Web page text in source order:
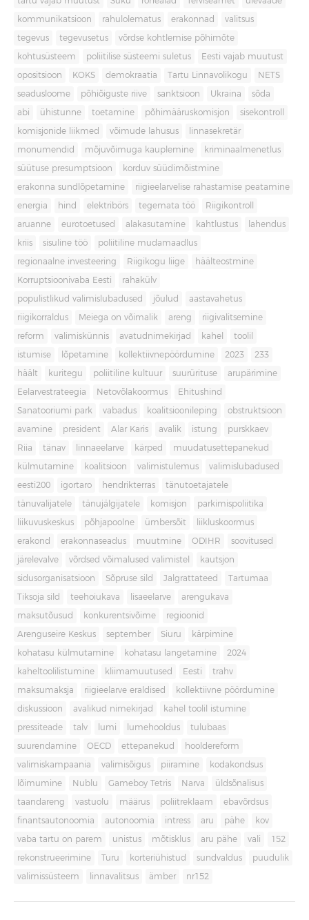
kommunikatsioon rahulolematus erakonnad valitsus
tegevus tegevusetus võrdse kohtlemise põhimõte
kohtusüsteem poliitilise süsteemi suletus Eesti vajab muutust
opositsioon KOKS demokraatia Tartu Linnavolikogu NETS
seadusloome põhiõiguste riive sanktsioon Ukraina sõda
abi ühistunne toetamine põhimääruskomisjon sisekontroll
komisjonide liikmed võimude lahusus linnasekretär
monumendid mõjuvõimuga kauplemine kriminaalmenetlus
süütuse presumptsioon korduv süüdimõistmine
erakonna sundlõpetamine riigieelarvelise rahastamise peatamine
energia hind elektribörs tegemata töö Riigikontroll
aruanne eurotoetused alakasutamine kahtlustus lahendus
kriis sisuline töö poliitiline mudamaadlus
regionaalne investeering Riigikogu liige häälteostmine
Korruptsioonivaba Eesti rahakülv
populistlikud valimislubadused jõulud aastavahetus
riigikorraldus Meiega on võimalik areng riigivalitsemine
reform valimiskünnis avatudnimekirjad kahel toolil
istumise lõpetamine kollektiivnepöördumine 2023 233
häält kuritegu poliitiline kultuur suurürituse arupärimine
Eelarvestrateegia Netovõlakoormus Ehitushind
Sanatooriumi park vabadus koalitsioonileping obstruktsioon
avamine president Alar Karis avalik istung purskkaev
Riia tänav linnaeelarve kärped muudatusettepanekud
külmutamine koalitsioon valimistulemus valimislubadused
eesti200 igortaro hendrikterras tänutoetajatele
tänuvalijatele tänujälgijatele komisjon parkimispoliitika
liikuvuskeskus põhjapoolne ümbersõit liikluskoormus
erakond erakonnaseadus muutmine ODIHR soovitused
järelevalve võrdsed võimalused valimistel kautsjon
sidusorganisatsioon Sõpruse sild Jalgrattateed Tartumaa
Tiksoja sild teehoiukava lisaeelarve arengukava
maksutõusud konkurentsivõime regioonid
Arenguseire Keskus september Siuru kärpimine
kohatasu külmutamine kohatasu langetamine 2024
kaheltoolilistumine kliimamuutused Eesti trahv
maksumaksja riigieelarve eraldised kollektiivne pöördumine
diskussioon avalikud nimekirjad kahel toolil istumine
pressiteade talv lumi lumehooldus tulubaas
suurendamine OECD ettepanekud hooldereform
valimiskampaania valimisõigus piiramine kodakondsus
lõimumine Nublu Gameboy Tetris Narva üldsõnalisus
taandareng vastuolu määrus poliitreklaam ebavõrdsus
finantsautonoomia autonoomia intress aru pähe kov
vaba tartu on parem unistus mõtisklus aru pähe vali 152
rekonstrueerimine Turu korteriühistud sundvaldus puudulik
valimissüsteem linnavalitsus ämber nr152